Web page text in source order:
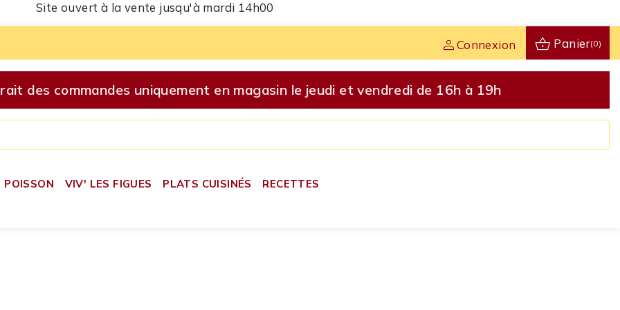
Site ouvert à la vente jusqu'à mardi 14h00
personConnexion shopping_basket Panier(0)
des commandes uniquement en magasin le jeudi et vendredi de 16h à 19h
POISSON VIV' LES FIGUES PLATS CUISINÉS RECETTES